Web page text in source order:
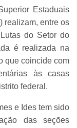
Estaduais
realizam, entre os
do Setor do
é realizada na
que coincide com
às casas
federal.
e Ides tem sido
das seções